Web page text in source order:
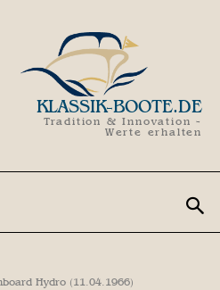
KLASSIK-BOOTE.DE
Tradition & Innovation -
Werte erhalten
Hydro (11.04.1966)